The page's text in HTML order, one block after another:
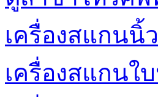
เครื่องสแกนนิ้
เครื่องสแกนใ